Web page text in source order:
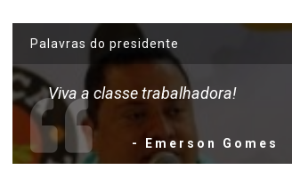
Palavras do presidente
Viva a classe trabalhadora!
- Emerson Gomes